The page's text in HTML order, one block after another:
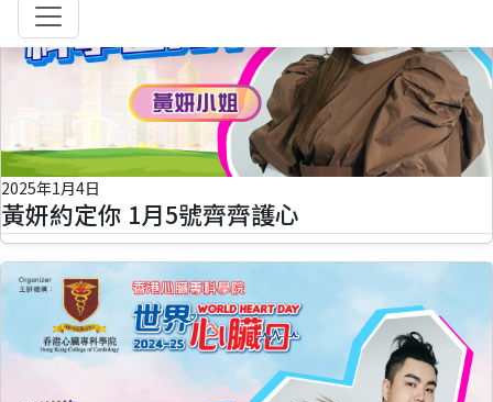
2025年1月4日
黃妍約定你 1月5號齊齊護心